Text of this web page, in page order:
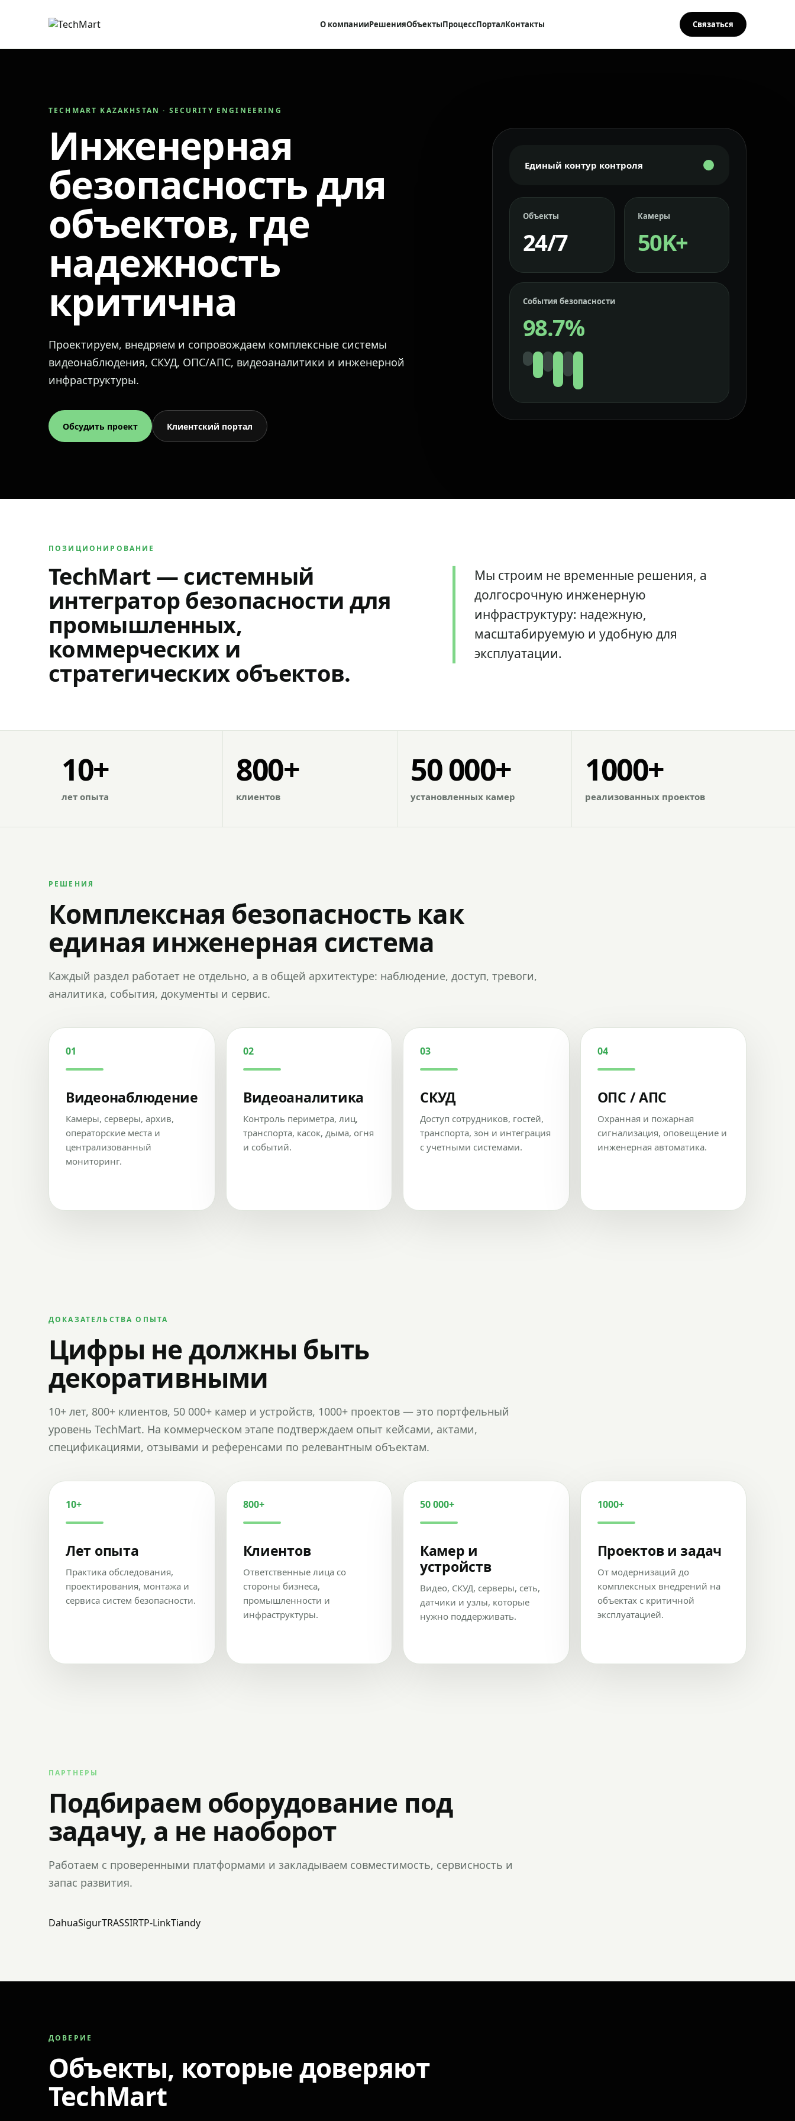
О компанииРешенияОбъектыПроцессПорталКонтакты Связаться
TECHMART KAZAKHSTAN · SECURITY ENGINEERING
Инженерная
безопасность для
объектов, где
надежность
критична
Проектируем, внедряем и сопровождаем комплексные системы
видеонаблюдения, СКУД, ОПС/АПС, видеоаналитики и инженерной
инфраструктуры.
Обсудить проект Клиентский портал
Единый контур контроля
Объекты
24/7
Камеры
50K+
События безопасности
98.7%
ПОЗИЦИОНИРОВАНИЕ
TechMart — системный
интегратор безопасности для
промышленных,
коммерческих и
стратегических объектов.
Мы строим не временные решения, а
долгосрочную инженерную
инфраструктуру: надежную,
масштабируемую и удобную для
эксплуатации.
10+
лет опыта
800+
клиентов
50 000+
установленных камер
1000+
реализованных проектов
РЕШЕНИЯ
Комплексная безопасность как
единая инженерная система
Каждый раздел работает не отдельно, а в общей архитектуре: наблюдение, доступ, тревоги,
аналитика, события, документы и сервис.
01
Видеонаблюдение
Камеры, серверы, архив,
операторские места и
централизованный
мониторинг.
02
Видеоаналитика
Контроль периметра, лиц,
транспорта, касок, дыма, огня
и событий.
03
СКУД
Доступ сотрудников, гостей,
транспорта, зон и интеграция
с учетными системами.
04
ОПС / АПС
Охранная и пожарная
сигнализация, оповещение и
инженерная автоматика.
ДОКАЗАТЕЛЬСТВА ОПЫТА
Цифры не должны быть
декоративными
10+ лет, 800+ клиентов, 50 000+ камер и устройств, 1000+ проектов — это портфельный
уровень TechMart. На коммерческом этапе подтверждаем опыт кейсами, актами,
спецификациями, отзывами и референсами по релевантным объектам.
10+
Лет опыта
Практика обследования,
проектирования, монтажа и
сервиса систем безопасности.
800+
Клиентов
Ответственные лица со
стороны бизнеса,
промышленности и
инфраструктуры.
50 000+
Камер и
устройств
Видео, СКУД, серверы, сеть,
датчики и узлы, которые
нужно поддерживать.
1000+
Проектов и задач
От модернизаций до
комплексных внедрений на
объектах с критичной
эксплуатацией.
ПАРТНЕРЫ
Подбираем оборудование под
задачу, а не наоборот
Работаем с проверенными платформами и закладываем совместимость, сервисность и
запас развития.
DahuaSigurTRASSIRTP-LinkTiandy
ДОВЕРИЕ
Объекты, которые доверяют
TechMart